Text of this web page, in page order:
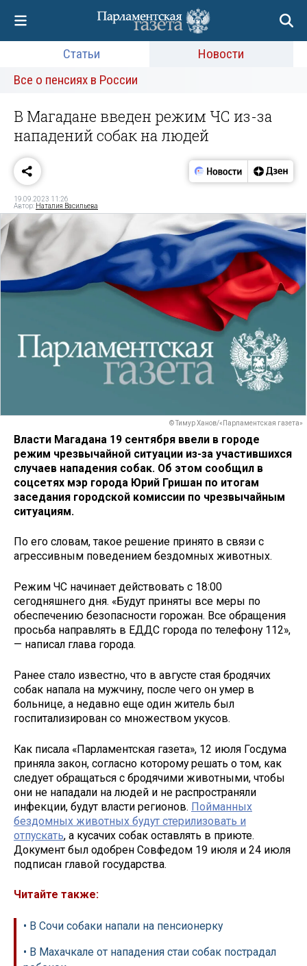
Статьи
Новости
Все о пенсиях в России
В Магадане введен режим ЧС из-за
нападений собак на людей
19.09.2023 11:26
Автор: Наталия Васильева
© Тимур Ханов/«Парламентская газета»
Власти Магадана 19 сентября ввели в городе
режим чрезвычайной ситуации из-за участившихся
случаев нападения собак. Об этом сообщил в
соцсетях мэр города Юрий Гришан по итогам
заседания городской комиссии по чрезвычайным
ситуациям.
По его словам, такое решение принято в связи с
агрессивным поведением бездомных животных.
Режим ЧС начинает действовать с 18:00
сегодняшнего дня. «Будут приняты все меры по
обеспечению безопасности горожан. Все обращения
просьба направлять в ЕДДС города по телефону 112»,
— написал глава города.
Ранее стало известно, что в августе стая бродячих
собак напала на мужчину, после чего он умер в
больнице, а недавно еще один житель был
госпитализирован со множеством укусов.
Как писала «Парламентская газета», 12 июля Госдума
приняла закон, согласно которому решать о том, как
следует обращаться с бродячими животными, чтобы
они не нападали на людей и не распространяли
инфекции, будут власти регионов. Пойманных
бездомных животных будут стерилизовать и
отпускать, а кусачих собак оставлять в приюте.
Документ был одобрен Совфедом 19 июля и 24 июля
подписан главой государства.
Читайте также:
• В Сочи собаки напали на пенсионерку
• В Махачкале от нападения стаи собак пострадал